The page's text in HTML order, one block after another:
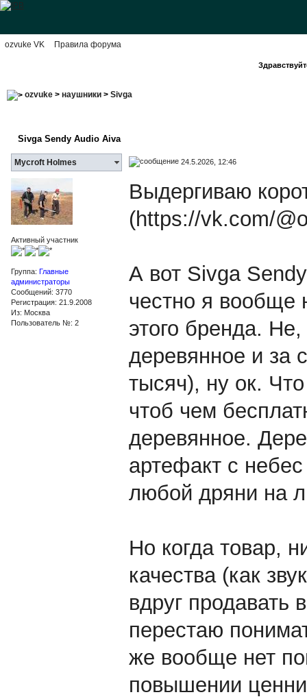
ozvuke VK Правила форума
ozvuke> наушники> Sivga
Sivga Sendy Audio Aiva
Mycroft Holmes 24.5.2026, 12:46
Активный участник
Группа: Главные
администраторы
Сообщений: 3770
Регистрация: 21.9.2008
Из: Москва
Пользователь №: 2
Выдергиваю
(https://vk.com/
А вот Sivga
честно я вообще
этого бренда.
деревянное и за
тысяч), ну ок.
чтоб чем
деревянное.
артефакт с
любой дряни на
Но когда товар,
качества (как
вдруг продавать
перестаю
же вообще нет
повышении